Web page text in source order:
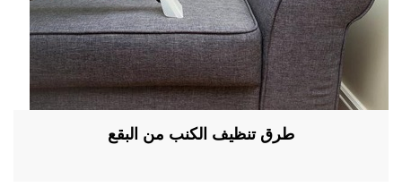
طرق تنظيف الكنب من البقع